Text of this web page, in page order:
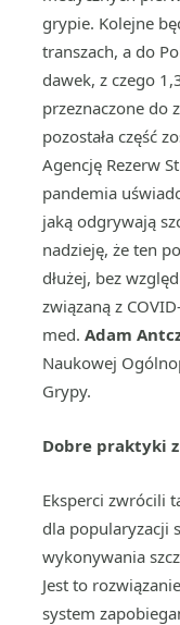
grypie. Kolejne
transzach, a do
dawek, z czego
przeznaczone do
pozostała część
Agencję Rezerw
pandemia
jaką odgrywają
nadzieję, że ten
dłużej, bez
związaną z
med. Adam
Naukowej
Grypy.
Dobre praktyki
Eksperci zwrócili
dla popularyzacji
wykonywania
Jest to
system